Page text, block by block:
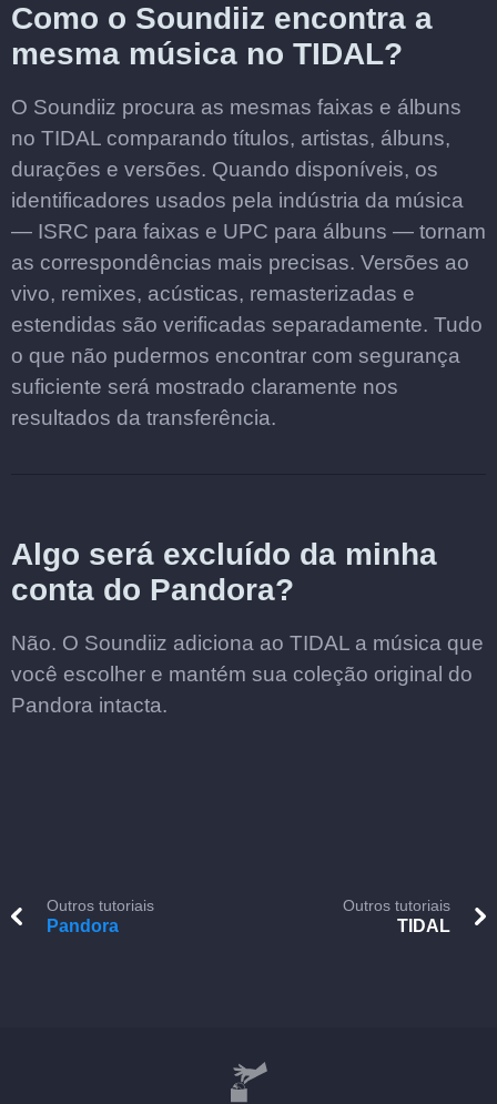
Como o Soundiiz encontra a
mesma música no TIDAL?
O Soundiiz procura as mesmas faixas e álbuns
no TIDAL comparando títulos, artistas, álbuns,
durações e versões. Quando disponíveis, os
identificadores usados pela indústria da música
— ISRC para faixas e UPC para álbuns — tornam
as correspondências mais precisas. Versões ao
vivo, remixes, acústicas, remasterizadas e
estendidas são verificadas separadamente. Tudo
o que não pudermos encontrar com segurança
suficiente será mostrado claramente nos
resultados da transferência.
Algo será excluído da minha
conta do Pandora?
Não. O Soundiiz adiciona ao TIDAL a música que
você escolher e mantém sua coleção original do
Pandora intacta.
Outros tutoriais
Pandora
Outros tutoriais
TIDAL